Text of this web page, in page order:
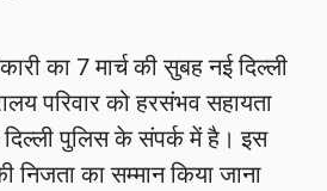
का 7 मार्च की सुबह नई दिल्ली
परिवार को हरसंभव सहायता
पुलिस के संपर्क में है। इस
निजता का सम्मान किया जाना